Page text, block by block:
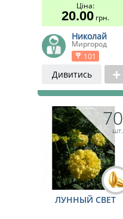
Ціна:
20.00грн.
Николай
Миргород
101
Дивитись
70
шт.
ЛУННЫЙ СВЕТ